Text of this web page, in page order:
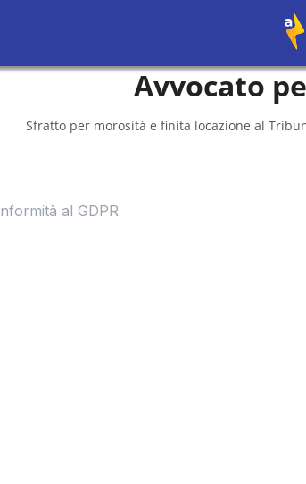
Avvocato
Sfratto per morosità e finita locazione al